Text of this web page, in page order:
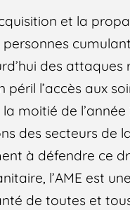
et la
des attaques
l’accès aux
moitié de l’année
des secteurs de
à défendre ce
l’AME est
de toutes et